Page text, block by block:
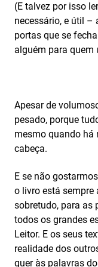
(E talvez por isso
necessário, e útil –
portas que se
alguém para quem
Apesar de
pesado, porque
mesmo quando há
cabeça.
E se não
o livro está sempre
sobretudo, para as
todos os grandes
Leitor. E os seus
realidade dos
quer às palavras